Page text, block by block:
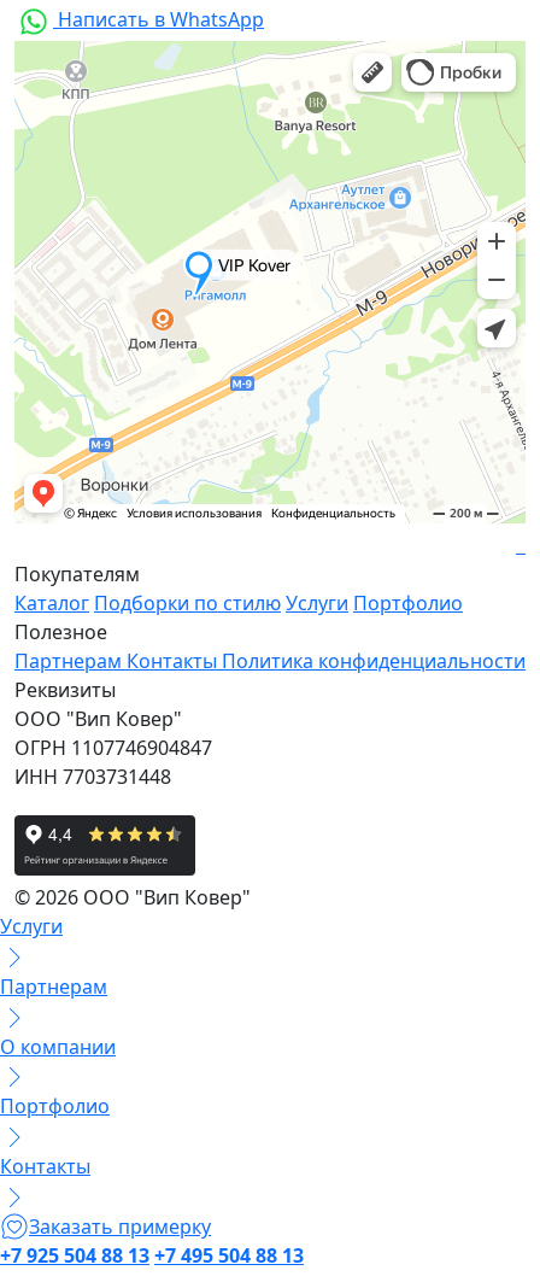
Написать в WhatsApp
Покупателям
Каталог Подборки по стилюУслуги Портфолио
Полезное
Партнерам Контакты Политика конфиденциальности
Реквизиты
ООО "Вип Ковер"
ОГРН 1107746904847
ИНН 7703731448
© 2026 ООО "Вип Ковер"
Услуги
Партнерам
О компании
Портфолио
Контакты
Заказать примерку
+7 925 504 88 13+7 495 504 88 13